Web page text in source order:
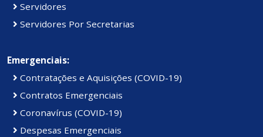
Servidores
Servidores Por Secretarias
Emergenciais:
Contratações e Aquisições (COVID-19)
Contratos Emergenciais
Coronavírus (COVID-19)
Despesas Emergenciais